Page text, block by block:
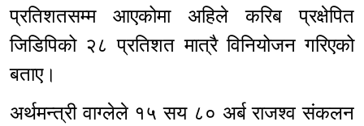
प्रतिशतसम्म आएकोमा अहिले करिब प्रक्षेपित
जिडिपिको २८ प्रतिशत मात्रै विनियोजन गरिएको
बताए।
अर्थमन्त्री वाग्लेले १५ सय ८० अर्ब राजश्व संकलन